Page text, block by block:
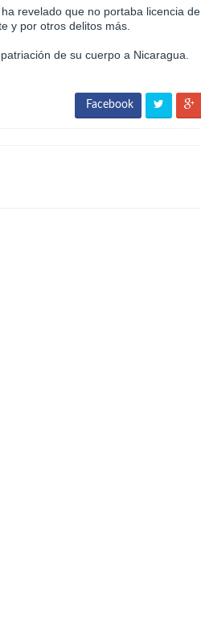
revelado que no portaba licencia de
y por otros delitos más.
de su cuerpo a Nicaragua.
Facebook